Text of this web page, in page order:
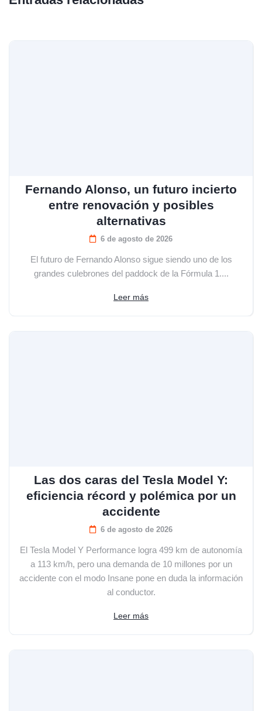
Fernando Alonso, un futuro incierto
entre renovación y posibles
alternativas
6 de agosto de 2026
El futuro de Fernando Alonso sigue siendo uno de los
grandes culebrones del paddock de la Fórmula 1....
Leer más
Las dos caras del Tesla Model Y:
eficiencia récord y polémica por un
accidente
6 de agosto de 2026
El Tesla Model Y Performance logra 499 km de autonomía
a 113 km/h, pero una demanda de 10 millones por un
accidente con el modo Insane pone en duda la información
al conductor.
Leer más